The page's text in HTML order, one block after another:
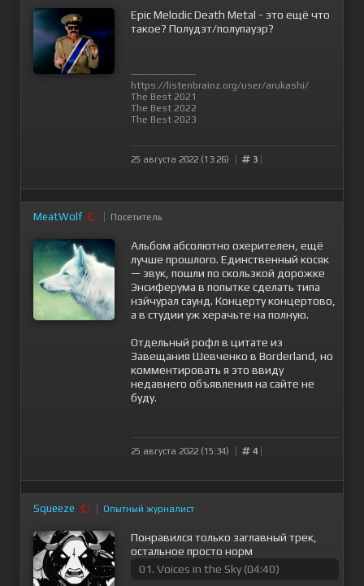
Epic Melodic Death Metal - это ещё что
такое? Полудэт/полупауэр?
--------------------
https://listenbrainz.org/user/arukashi/
The Best 2021
The Best 2022
The Best 2023
25 августа 2022 (13:26) 3
MeatWolf Посетитель
Альбом абсолютно охерителен, ещё
лучше прошлого. Единственный косяк
— звук, пошли по скользкой дорожке
Энсиферума в попытке сделать типа
нэйчурал саунд. Концерту концертово,
а в студии уж херачьте на полную.
Отдельный рофл в цитате из
Завещания Шевченко в Borderland, но
комментировать я это ввиду
недавнего объявления на сайте не
буду.
25 августа 2022 (15:34) 4
Squeeze Опытный журналист
Понравился только заглавный трек,
остальное просто норм
01. Voices in the Sky (04:40)